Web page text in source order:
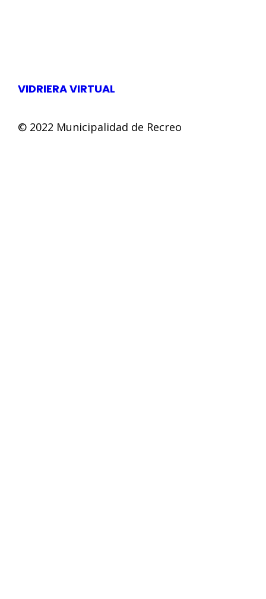
VIDRIERA VIRTUAL
© 2022 Municipalidad de Recreo